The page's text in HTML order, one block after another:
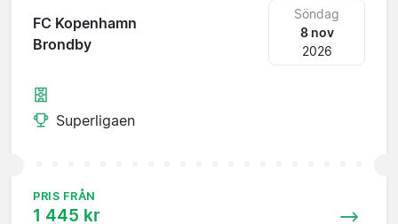
FC Kopenhamn
Brondby
Söndag
8 nov
2026
Superligaen
PRIS FRÅN
1 445 kr